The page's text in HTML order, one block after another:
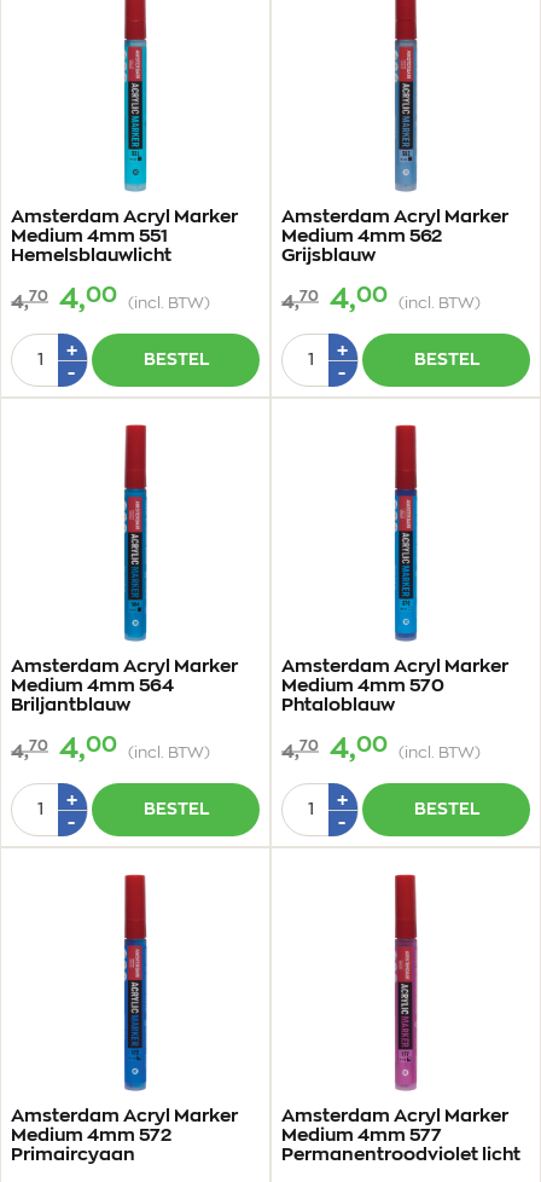
Amsterdam Acryl Marker
Medium 4mm 551
Hemelsblauwlicht
4,70 4,00 (incl. BTW)
Aantal
+Plus
-Min
1
BESTEL
Amsterdam Acryl Marker
Medium 4mm 562
Grijsblauw
4,70 4,00 (incl. BTW)
Aantal
+Plus
-Min
1
BESTEL
Amsterdam Acryl Marker
Medium 4mm 564
Briljantblauw
4,70 4,00 (incl. BTW)
Aantal
+Plus
-Min
1
BESTEL
Amsterdam Acryl Marker
Medium 4mm 570
Phtaloblauw
4,70 4,00 (incl. BTW)
Aantal
+Plus
-Min
1
BESTEL
Amsterdam Acryl Marker
Medium 4mm 572
Primaircyaan
Amsterdam Acryl Marker
Medium 4mm 577
Permanentroodviolet licht